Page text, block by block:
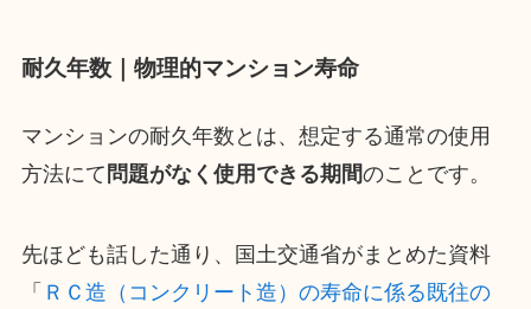
耐久年数｜物理的マンション寿命
マンションの耐久年数とは、想定する通常の使用
方法にて 問題がなく使用できる期間のことです。
先ほども話した通り、国土交通省がまとめた資料
「 ＲＣ造（コンクリート造）の寿命に係る既往の